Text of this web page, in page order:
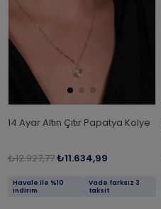
14 Ayar Altın Çıtır Papatya Kolye
₺12.927,77₺11.634,99
Havale ile %10
indirim
Vade farksız 3
taksit